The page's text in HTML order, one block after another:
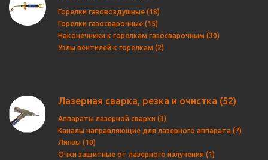
Горелки газовоздушные (18)
Горелки газосварочные (15)
Наконечники к горелкам газосварочным (30)
Узлы вентилей к горелкам (2)
Лазерная сварка, резка и очистка (52)
Аппараты лазерной сварки (3)
Каналы направляющие для лазерного аппарата (7)
Линзы (10)
Очки защитные от лазерного излучения (1)